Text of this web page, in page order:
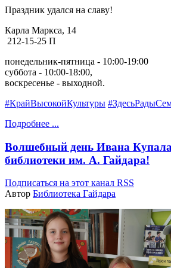
Праздник удался на славу!
Карла Маркса, 14
212-15-25 П
понедельник-пятница - 10:00-19:00
суббота - 10:00-18:00,
воскресенье - выходной.
#КрайВысокойКультуры
Подробнее ...
Волшебный день Ивана
библиотеки им. А. Гайдара!
Подписаться на этот канал RSS
Автор Библиотека Гайдара